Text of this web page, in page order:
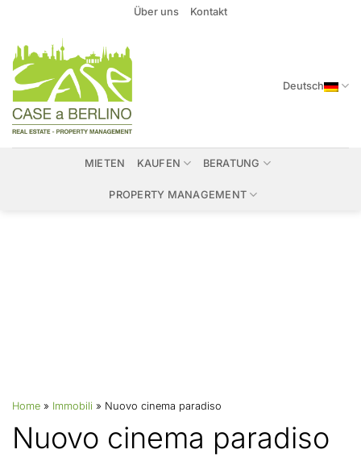
springen
Über uns Kontakt
Deutsch
MIETEN KAUFEN BERATUNG
PROPERTY MANAGEMENT
Home » Immobili » Nuovo cinema paradiso
Nuovo cinema paradiso